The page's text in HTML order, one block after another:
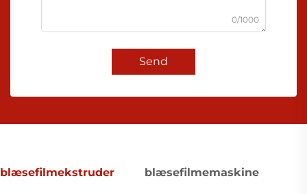
0/1000
Send
blæsefilmekstruder blæsefilmemaskine